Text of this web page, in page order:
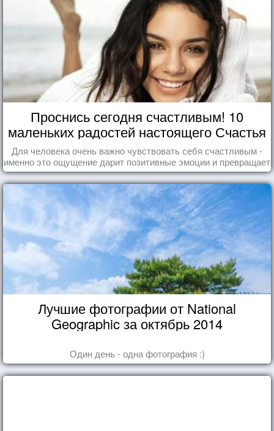
Проснись сегодня счастливым! 10
маленьких радостей настоящего Счастья
Для человека очень важно чувствовать себя счастливым -
именно это ощущение дарит позитивные эмоции и превращает
каждый день в маленький праздник.
Лучшие фотографии от National
Geographic за октябрь 2014
Один день - одна фотография :)